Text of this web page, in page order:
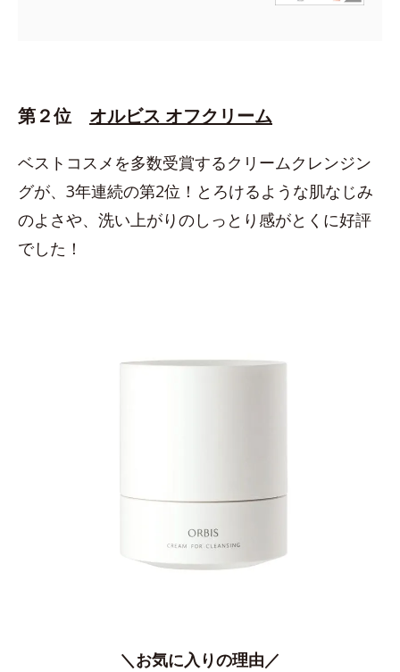
第２位 オルビス オフクリーム
ベストコスメを多数受賞するクリームクレンジン
グが、3年連続の第2位！とろけるような肌なじみ
のよさや、洗い上がりのしっとり感がとくに好評
でした！
＼お気に入りの理由／